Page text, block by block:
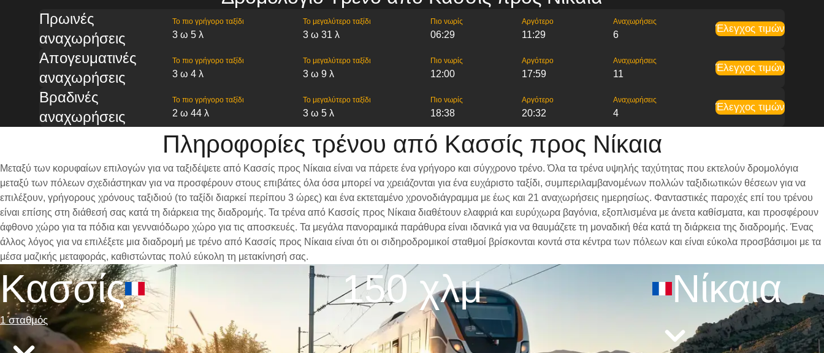
Πρωινές
αναχωρήσεις
Το πιο γρήγορο ταξίδι
3 ω 5 λ
Το μεγαλύτερο ταξίδι
3 ω 31 λ
Πιο νωρίς
06:29
Αργότερο
11:29
Αναχωρήσεις
6
Έλεγχος τιμών
Απογευματινές
αναχωρήσεις
Το πιο γρήγορο ταξίδι
3 ω 4 λ
Το μεγαλύτερο ταξίδι
3 ω 9 λ
Πιο νωρίς
12:00
Αργότερο
17:59
Αναχωρήσεις
11
Έλεγχος τιμών
Βραδινές
αναχωρήσεις
Το πιο γρήγορο ταξίδι
2 ω 44 λ
Το μεγαλύτερο ταξίδι
3 ω 5 λ
Πιο νωρίς
18:38
Αργότερο
20:32
Αναχωρήσεις
4
Έλεγχος τιμών
Πληροφορίες τρένου από Κασσίς προς Νίκαια
Μεταξύ των κορυφαίων επιλογών για να ταξιδέψετε από Κασσίς προς Νίκαια είναι να πάρετε ένα γρήγορο και σύγχρονο τρένο. Όλα τα τρένα υψηλής ταχύτητας που εκτελούν δρομολόγια
μεταξύ των πόλεων σχεδιάστηκαν για να προσφέρουν στους επιβάτες όλα όσα μπορεί να χρειάζονται για ένα ευχάριστο ταξίδι, συμπεριλαμβανομένων πολλών ταξιδιωτικών θέσεων για να
επιλέξουν, γρήγορους χρόνους ταξιδιού (το ταξίδι διαρκεί περίπου 3 ώρες) και ένα εκτεταμένο χρονοδιάγραμμα με έως και 21 αναχωρήσεις ημερησίως. Φανταστικές παροχές επί του τρένου
είναι επίσης στη διάθεσή σας κατά τη διάρκεια της διαδρομής. Τα τρένα από Κασσίς προς Νίκαια διαθέτουν ελαφριά και ευρύχωρα βαγόνια, εξοπλισμένα με άνετα καθίσματα, και προσφέρουν
άφθονο χώρο για τα πόδια και γενναιόδωρο χώρο για τις αποσκευές. Τα μεγάλα πανοραμικά παράθυρα είναι ιδανικά για να θαυμάζετε τη μοναδική θέα κατά τη διάρκεια της διαδρομής. Ένας
άλλος λόγος για να επιλέξετε μια διαδρομή με τρένο από Κασσίς προς Νίκαια είναι ότι οι σιδηροδρομικοί σταθμοί βρίσκονται κοντά στα κέντρα των πόλεων και είναι εύκολα προσβάσιμοι με τα
μέσα μαζικής μεταφοράς, καθιστώντας πολύ εύκολη τη μετακίνησή σας.
Κασσίς
1 σταθμός
150 χλμ Νίκαια